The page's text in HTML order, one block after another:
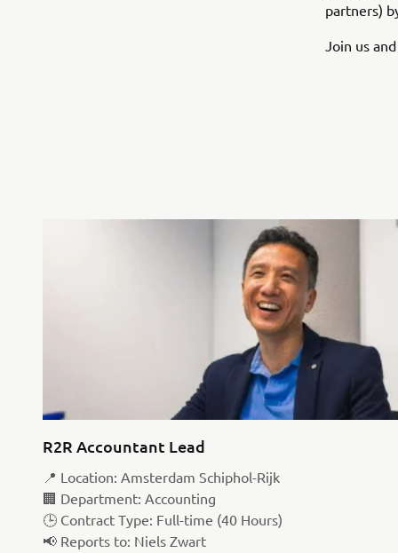
partners)
Join us
R2R Accountant Lead
📍 Location: Amsterdam Schiphol-Rijk
🏢 Department: Accounting
🕒 Contract Type: Full-time (40 Hours)
📢 Reports to: Niels Zwart